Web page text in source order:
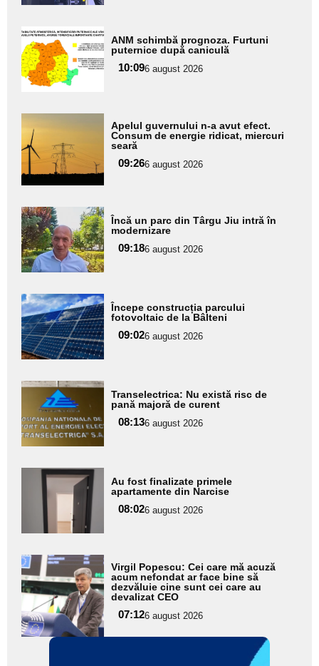
Adaugă
aici textul
pentru
subtitlu
ANM schimbă prognoza. Furtuni
puternice după caniculă
10:096 august 2026
Adaugă
aici textul
pentru
subtitlu
Apelul guvernului n-a avut efect.
Consum de energie ridicat, miercuri
seară
09:266 august 2026
Adaugă
aici textul
pentru
subtitlu
Încă un parc din Târgu Jiu intră în
modernizare
09:186 august 2026
Adaugă
aici textul
pentru
subtitlu
Începe construcția parcului
fotovoltaic de la Bâlteni
09:026 august 2026
Adaugă
aici textul
pentru
subtitlu
Transelectrica: Nu există risc de
pană majoră de curent
08:136 august 2026
Adaugă
aici textul
pentru
subtitlu
Au fost finalizate primele
apartamente din Narcise
08:026 august 2026
Adaugă
aici textul
pentru
subtitlu
Virgil Popescu: Cei care mă acuză
acum nefondat ar face bine să
dezvăluie cine sunt cei care au
devalizat CEO
07:126 august 2026